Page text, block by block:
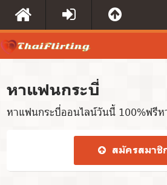
หาแฟนกระบี่
หาแฟนกระบี่ออนไลน์วันนี้ 100%ฟรีห
สมัคร​สมาชิ